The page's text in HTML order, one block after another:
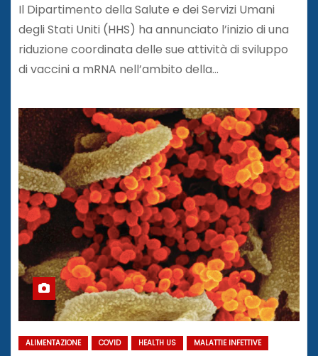
Il Dipartimento della Salute e dei Servizi Umani
degli Stati Uniti (HHS) ha annunciato l’inizio di una
riduzione coordinata delle sue attività di sviluppo
di vaccini a mRNA nell’ambito della…
ALIMENTAZIONE COVID HEALTH US
MALATTIE INFETTIVE